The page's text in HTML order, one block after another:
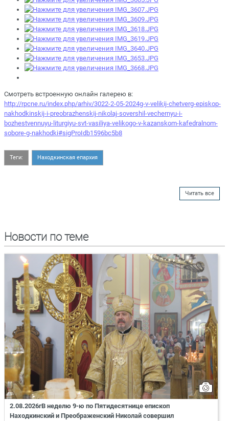
Смотреть встроенную онлайн галерею в:
http://rpcne.ru/index.php/arhiv/3022-2-05-2024g-v-velikij-chetverg-episkop-
nakhodkinskij-i-preobrazhenskij-nikolaj-sovershil-vechernyu-i-
bozhestvennuyu-liturgiyu-svt-vasiliya-velikogo-v-kazanskom-kafedralnom-
sobore-g-nakhodki#sigProIdb1596bc5b8
Теги: Находкинская епархия
Читать все
Новости по теме
2.08.2026гВ неделю 9-ю по Пятидесятнице епископ
Находкинский и Преображенский Николай совершил